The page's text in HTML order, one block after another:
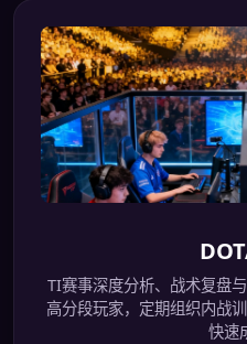
TI赛事深度分析、战术复盘
高分段玩家，定期组织内战
快速